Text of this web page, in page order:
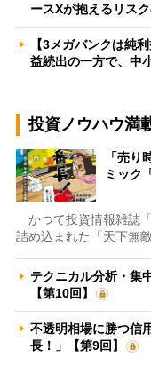
ースXが抱えるリス
【3メガバンクは純
益続出の一方で、中
投資ノウハウ満
「売
ミック
かつて投資情報雑誌
詰め込まれた「天下無
テクニカル分析・集
【第10回】
不透明相場に勝つ信
長！」【第9回】